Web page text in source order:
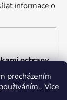
procházením
Více
informace o
ochrany